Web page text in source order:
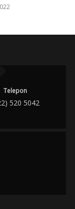
Telepon
520 5042